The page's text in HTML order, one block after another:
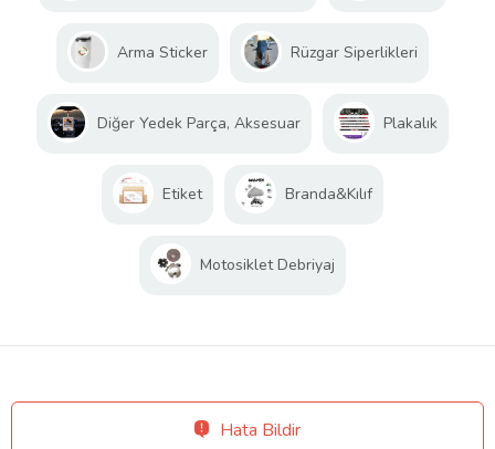
Arma Sticker Rüzgar Siperlikleri
Diğer Yedek Parça, Aksesuar Plakalık
Etiket Branda&Kılıf
Motosiklet Debriyaj
Hata Bildir